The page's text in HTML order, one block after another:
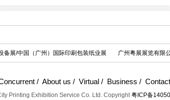
展/中国（广州）国际印刷包装纸业展 广州粤展展览有限
/ About us / Virtual / Business /
Printing Exhibition Service Co. Ltd. Copyright粤ICP备